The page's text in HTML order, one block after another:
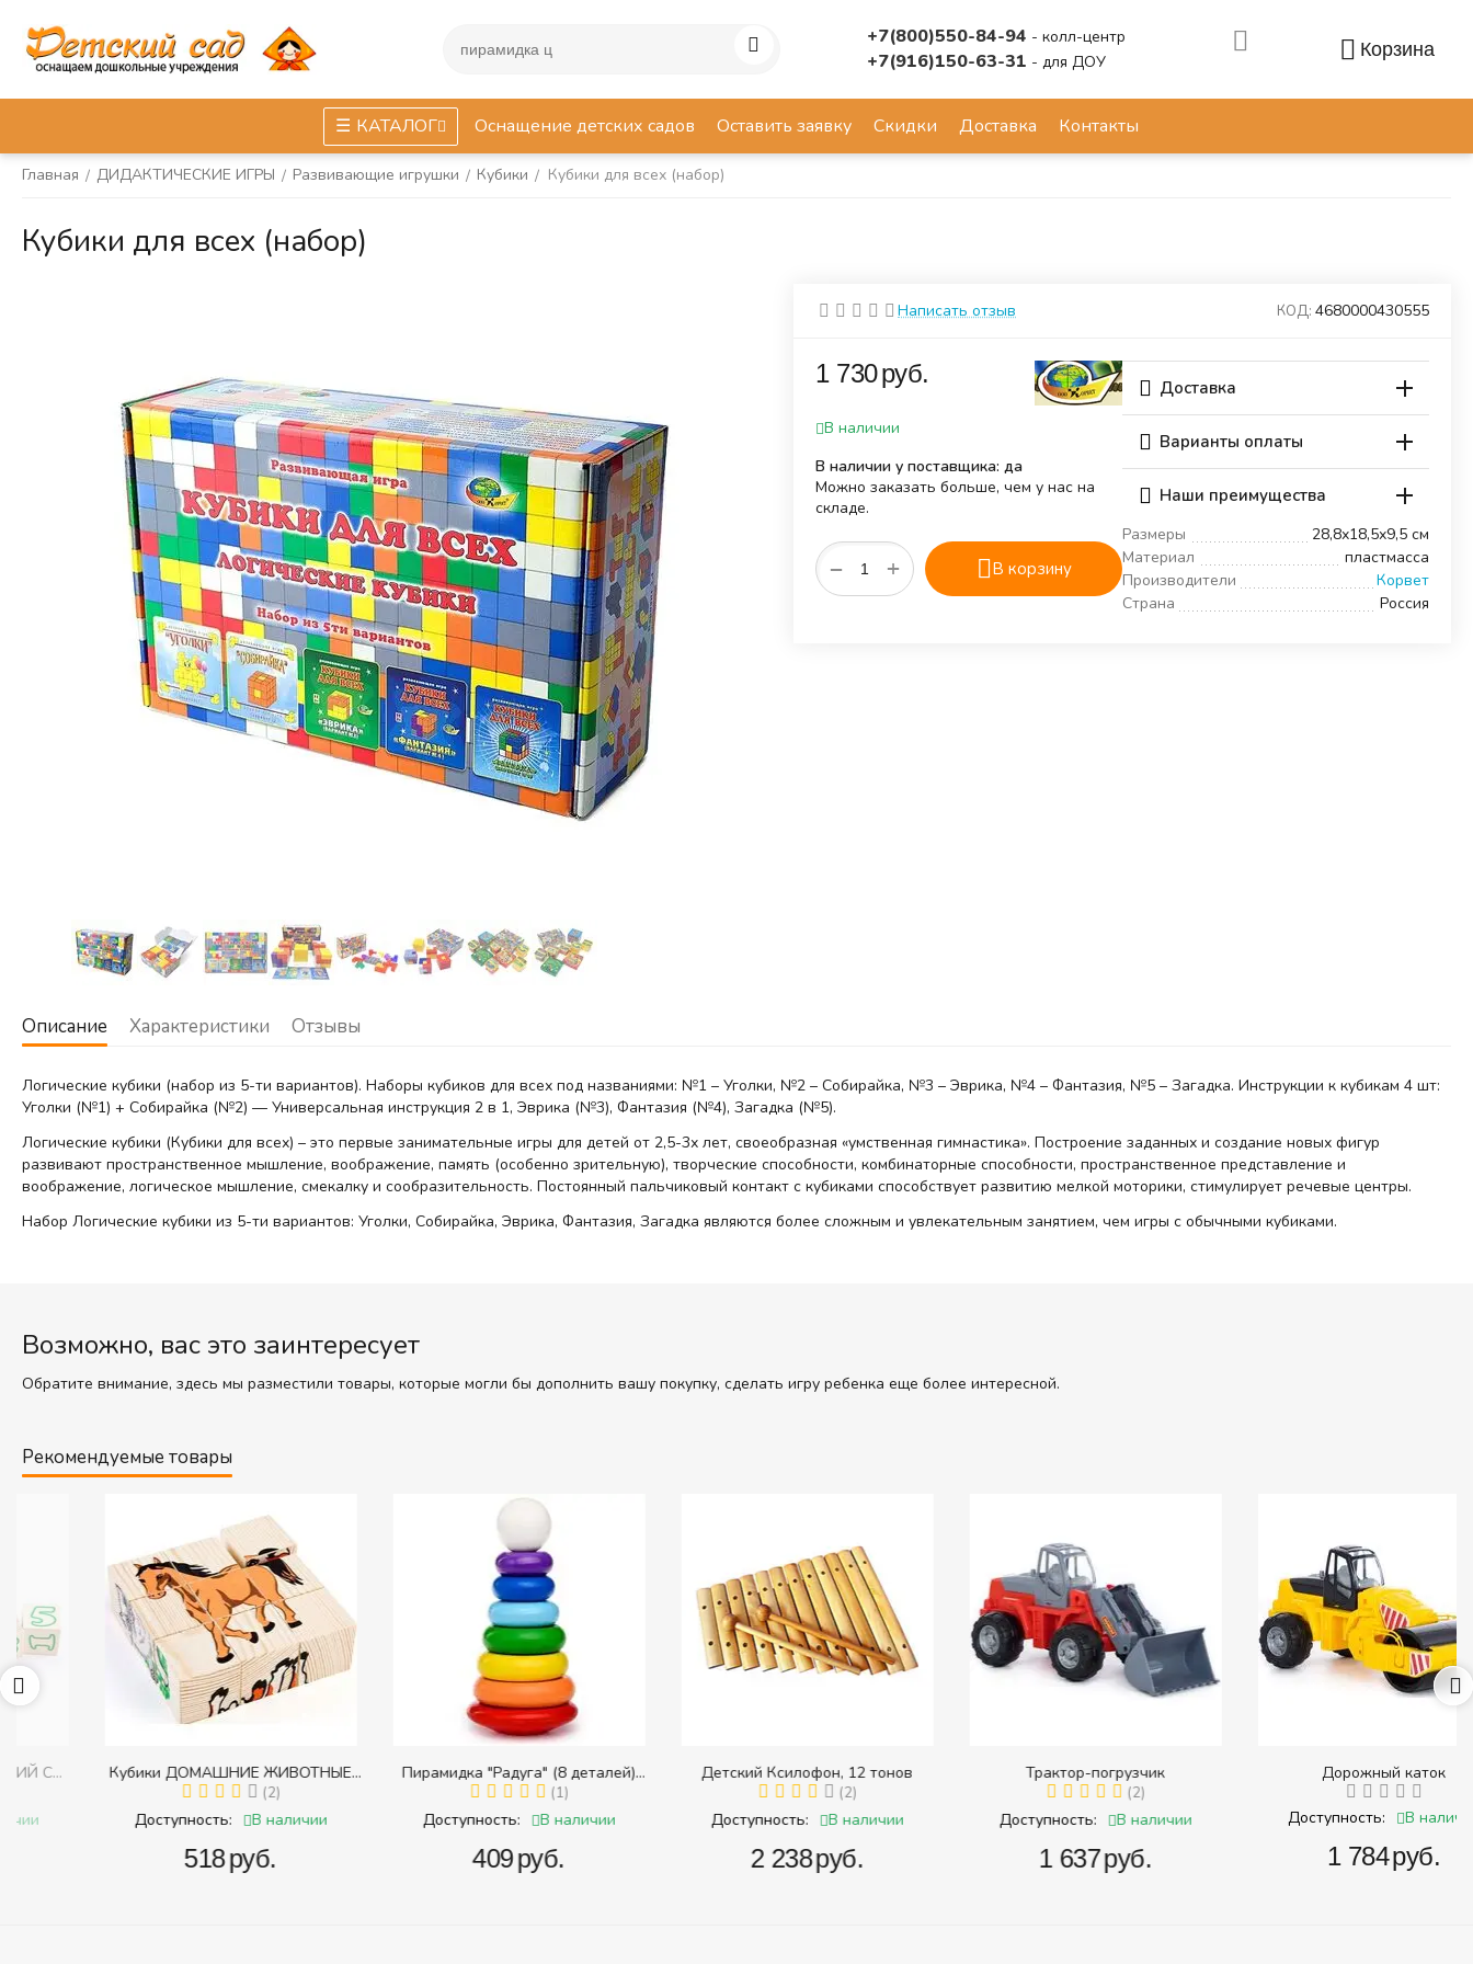
+7(800)550-84-94 - колл-центр
+7(916)150-63-31 - для ДОУ
Корзина
КАТАЛОГ Оснащение детских садов Оставить заявку Скидки Доставка Контакты
Главная / ДИДАКТИЧЕСКИЕ ИГРЫ / Развивающие игрушки / Кубики / Кубики для всех (набор)
Кубики для всех (набор)
Написать отзыв КОД: 4680000430555
‍1 730‍руб.
В наличии
В наличии у поставщика: да
Можно заказать больше, чем у нас на
складе.
+
− В корзину
Доставка
Варианты оплаты
Наши преимущества
Размеры
28,8х18,5х9,5 см
Материал
пластмасса
Производители
Корвет
Страна
Россия
Описание Характеристики Отзывы
Логические кубики (набор из 5-ти вариантов). Наборы кубиков для всех под названиями: №1 – Уголки, №2 – Собирайка, №3 – Эврика, №4 – Фантазия, №5 – Загадка. Инструкции к кубикам 4 шт:
Уголки (№1) + Собирайка (№2) — Универсальная инструкция 2 в 1, Эврика (№3), Фантазия (№4), Загадка (№5).
Логические кубики (Кубики для всех) – это первые занимательные игры для детей от 2,5-3х лет, своеобразная «умственная гимнастика». Построение заданных и создание новых фигур
развивают пространственное мышление, воображение, память (особенно зрительную), творческие способности, комбинаторные способности, пространственное представление и
воображение, логическое мышление, смекалку и сообразительность. Постоянный пальчиковый контакт с кубиками способствует развитию мелкой моторики, стимулирует речевые центры.
Набор Логические кубики из 5-ти вариантов: Уголки, Собирайка, Эврика, Фантазия, Загадка являются более сложным и увлекательным занятием, чем игры с обычными кубиками.
Возможно, вас это заинтересует
Обратите внимание, здесь мы разместили товары, которые могли бы дополнить вашу покупку, сделать игру ребенка еще более интересной.
Рекомендуемые товары
Кубики ДОМАШНИЕ ЖИВОТНЫЕ
(Томик) (Набор кубиков разрезных
(складных))
(2)
Доступность: В наличии
руб.
Пирамидка "Радуга" (8 деталей)
(Пирамидка среднего размера)
(1)
Доступность: В наличии
руб.
Детский Ксилофон, 12 тонов
(2)
Доступность: В наличии
руб.
Трактор-погрузчик
(2)
Доступность: В наличии
руб.
Дорожный каток
Доступность: В наличии
руб.